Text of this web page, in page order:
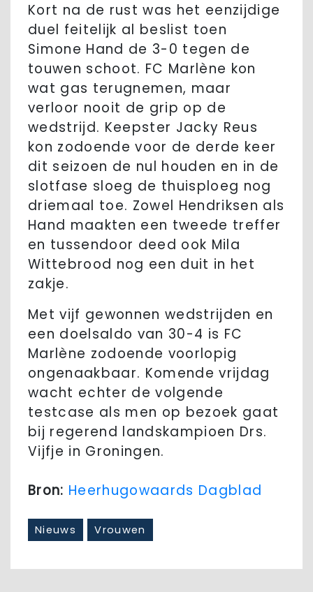
Kort na de rust was het eenzijdige
duel feitelijk al beslist toen
Simone Hand de 3-0 tegen de
touwen schoot. FC Marlène kon
wat gas terugnemen, maar
verloor nooit de grip op de
wedstrijd. Keepster Jacky Reus
kon zodoende voor de derde keer
dit seizoen de nul houden en in de
slotfase sloeg de thuisploeg nog
driemaal toe. Zowel Hendriksen als
Hand maakten een tweede treffer
en tussendoor deed ook Mila
Wittebrood nog een duit in het
zakje.
Met vijf gewonnen wedstrijden en
een doelsaldo van 30-4 is FC
Marlène zodoende voorlopig
ongenaakbaar. Komende vrijdag
wacht echter de volgende
testcase als men op bezoek gaat
bij regerend landskampioen Drs.
Vijfje in Groningen.
Bron: Heerhugowaards Dagblad
Nieuws Vrouwen